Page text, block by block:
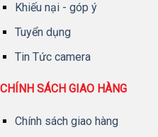
Khiếu nại - góp ý
Tuyển dụng
Tin Tức camera
CHÍNH SÁCH GIAO HÀNG
Chính sách giao hàng